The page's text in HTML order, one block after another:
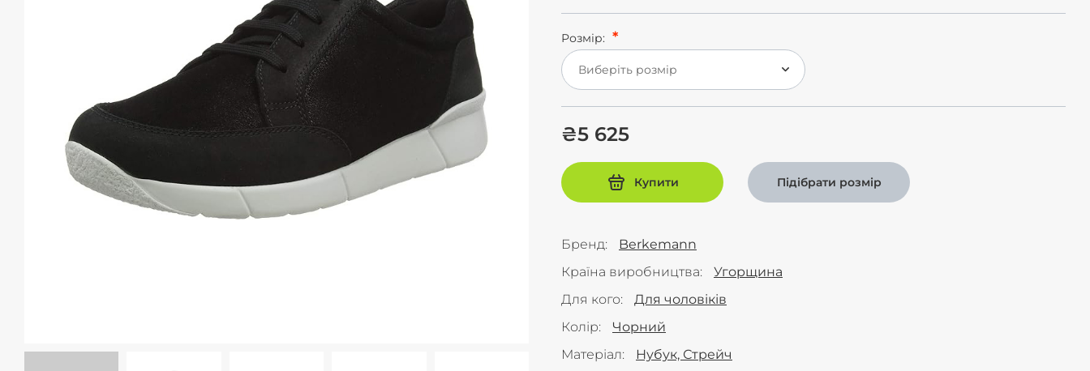
АКЦІЇ
Розмір:
Виберіть розмір
₴5 625
Купити Підібрати розмір
Бренд
Berkemann
Країна виробництва
Угорщина
Для кого
Для чоловіків
Колір
Чорний
Матеріал
Нубук, Стрейч